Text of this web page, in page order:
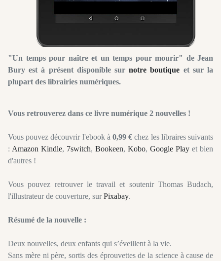
"Un temps pour naître et un temps pour mourir" de Jean
Bury est à présent disponible surnotre boutique et sur la
plupart des librairies numériques.
Vous retrouverez dans ce livre numérique 2 nouvelles !
Vous pouvez découvrir l'ebook à 0,99 € chez les libraires suivants
: Amazon Kindle, 7switch, Bookeen, Kobo, Google Play et bien
d'autres !
Vous pouvez retrouver le travail et soutenir Thomas Budach,
l'illustrateur de couverture, surPixabay.
Résumé de la nouvelle :
Deux nouvelles, deux enfants qui s’éveillent à la vie.
Sans mère ni père, sortis des éprouvettes de la science à cause de